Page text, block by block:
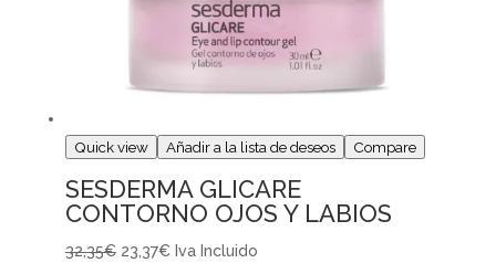
Quick view Añadir a la lista de deseos Compare
SESDERMA GLICARE
CONTORNO OJOS Y LABIOS
32,35€ 23,37€ Iva Incluido